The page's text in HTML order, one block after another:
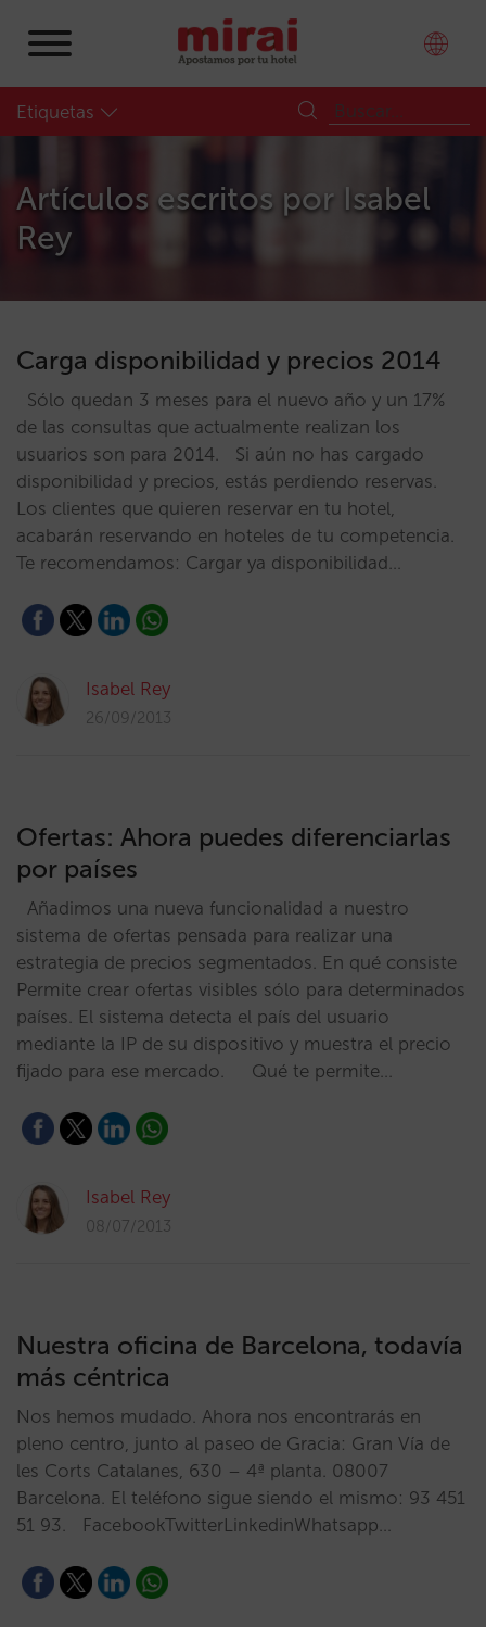
Etiquetas
Artículos escritos por Isabel
Rey
Carga disponibilidad y precios 2014
Sólo quedan 3 meses para el nuevo año y un 17%
de las consultas que actualmente realizan los
usuarios son para 2014. Si aún no has cargado
disponibilidad y precios, estás perdiendo reservas.
Los clientes que quieren reservar en tu hotel,
acabarán reservando en hoteles de tu competencia.
Te recomendamos: Cargar ya disponibilidad…
Isabel Rey
26/09/2013
Ofertas: Ahora puedes diferenciarlas
por países
Añadimos una nueva funcionalidad a nuestro
sistema de ofertas pensada para realizar una
estrategia de precios segmentados. En qué consiste
Permite crear ofertas visibles sólo para determinados
países. El sistema detecta el país del usuario
mediante la IP de su dispositivo y muestra el precio
fijado para ese mercado. Qué te permite…
Isabel Rey
08/07/2013
Nuestra oficina de Barcelona, todavía
más céntrica
Nos hemos mudado. Ahora nos encontrarás en
pleno centro, junto al paseo de Gracia: Gran Vía de
les Corts Catalanes, 630 – 4ª planta. 08007
Barcelona. El teléfono sigue siendo el mismo: 93 451
51 93. FacebookTwitterLinkedinWhatsapp…